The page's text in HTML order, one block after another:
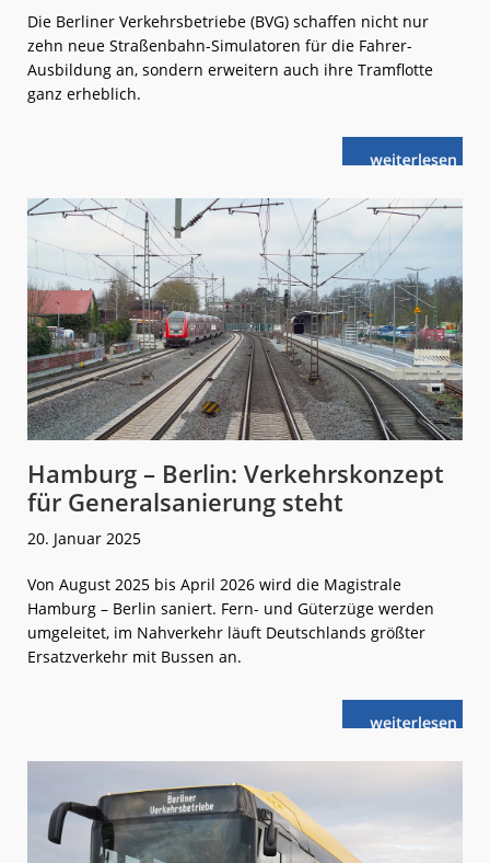
Die Berliner Verkehrsbetriebe (BVG) schaffen nicht nur
zehn neue Straßenbahn-Simulatoren für die Fahrer-
Ausbildung an, sondern erweitern auch ihre Tramflotte
ganz erheblich.
weiterlese
nBerlin:
Hamburg – Berlin: Verkehrskonzept
für Generalsanierung steht
20. Januar 2025
Von August 2025 bis April 2026 wird die Magistrale
Hamburg – Berlin saniert. Fern- und Güterzüge werden
umgeleitet, im Nahverkehr läuft Deutschlands größter
Ersatzverkehr mit Bussen an.
weiterlese
nHamburg –